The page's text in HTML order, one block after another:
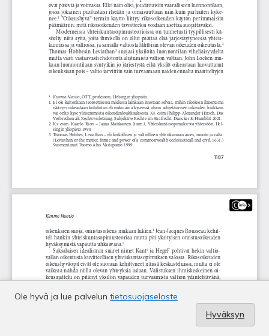
Ole hyvä ja lue palvelun tietosuojaseloste
Hyväksyn